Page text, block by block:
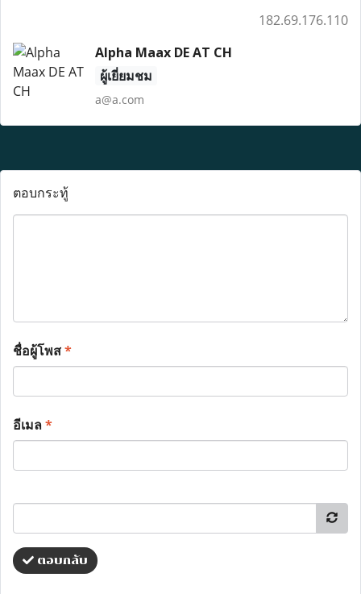
182.69.176.110
Alpha Maax DE AT CH
ผู้เยี่ยมชม
a@a.com
ตอบกระทู้
ชื่อผู้โพส*
อีเมล*
ตอบกลับ